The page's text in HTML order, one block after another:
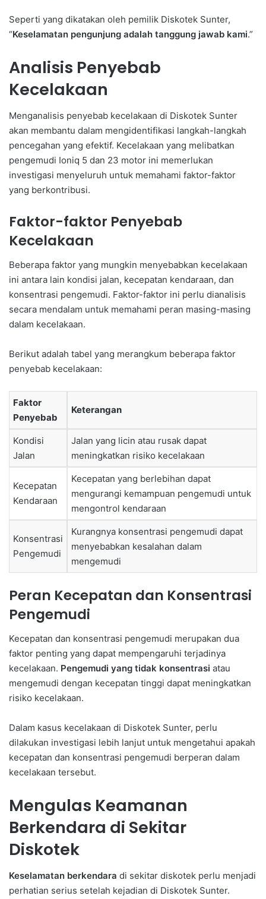
Seperti yang dikatakan oleh pemilik Diskotek Sunter,
“Keselamatan pengunjung adalah tanggung jawab kami.”
Analisis Penyebab
Kecelakaan
Menganalisis penyebab kecelakaan di Diskotek Sunter
akan membantu dalam mengidentifikasi langkah-langkah
pencegahan yang efektif. Kecelakaan yang melibatkan
pengemudi Ioniq 5 dan 23 motor ini memerlukan
investigasi menyeluruh untuk memahami faktor-faktor
yang berkontribusi.
Faktor-faktor Penyebab
Kecelakaan
Beberapa faktor yang mungkin menyebabkan kecelakaan
ini antara lain kondisi jalan, kecepatan kendaraan, dan
konsentrasi pengemudi. Faktor-faktor ini perlu dianalisis
secara mendalam untuk memahami peran masing-masing
dalam kecelakaan.
Berikut adalah tabel yang merangkum beberapa faktor
penyebab kecelakaan:
Faktor
Penyebab
Keterangan
Kondisi
Jalan
Jalan yang licin atau rusak dapat
meningkatkan risiko kecelakaan
Kecepatan
Kendaraan
Kecepatan yang berlebihan dapat
mengurangi kemampuan pengemudi untuk
mengontrol kendaraan
Konsentrasi
Pengemudi
Kurangnya konsentrasi pengemudi dapat
menyebabkan kesalahan dalam
mengemudi
Peran Kecepatan dan Konsentrasi
Pengemudi
Kecepatan dan konsentrasi pengemudi merupakan dua
faktor penting yang dapat mempengaruhi terjadinya
kecelakaan. Pengemudi yang tidak konsentrasi atau
mengemudi dengan kecepatan tinggi dapat meningkatkan
risiko kecelakaan.
Dalam kasus kecelakaan di Diskotek Sunter, perlu
dilakukan investigasi lebih lanjut untuk mengetahui apakah
kecepatan dan konsentrasi pengemudi berperan dalam
kecelakaan tersebut.
Mengulas Keamanan
Berkendara di Sekitar
Diskotek
Keselamatan berkendara di sekitar diskotek perlu menjadi
perhatian serius setelah kejadian di Diskotek Sunter.